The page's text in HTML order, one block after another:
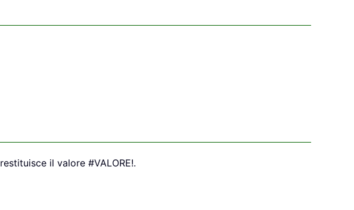
il valore #VALORE!.